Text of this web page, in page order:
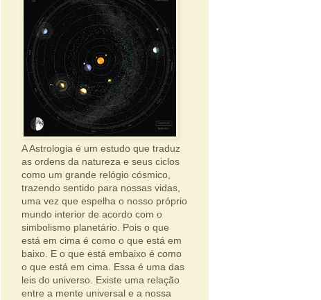
A Astrologia é um estudo que traduz
as ordens da natureza e seus ciclos
como um grande relógio cósmico,
trazendo sentido para nossas vidas,
uma vez que espelha o nosso próprio
mundo interior de acordo com o
simbolismo planetário. Pois o que
está em cima é como o que está em
baixo. E o que está embaixo é como
o que está em cima. Essa é uma das
leis do universo. Existe uma relação
entre a mente universal e a nossa